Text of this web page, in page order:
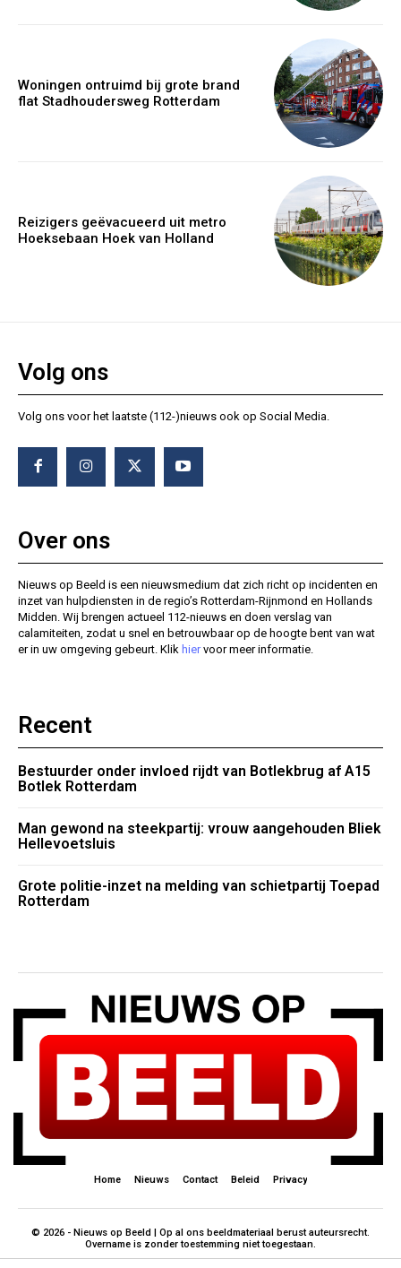
Woningen ontruimd bij grote brand
flat Stadhoudersweg Rotterdam
Reizigers geëvacueerd uit metro
Hoeksebaan Hoek van Holland
Volg ons
Volg ons voor het laatste (112-)nieuws ook op Social Media.
Over ons
Nieuws op Beeld is een nieuwsmedium dat zich richt op incidenten en
inzet van hulpdiensten in de regio’s Rotterdam-Rijnmond en Hollands
Midden. Wij brengen actueel 112-nieuws en doen verslag van
calamiteiten, zodat u snel en betrouwbaar op de hoogte bent van wat
er in uw omgeving gebeurt. Klik hiervoor meer informatie.
Recent
Bestuurder onder invloed rijdt van Botlekbrug af A15
Botlek Rotterdam
Man gewond na steekpartij: vrouw aangehouden Bliek
Hellevoetsluis
Grote politie-inzet na melding van schietpartij Toepad
Rotterdam
Home Nieuws Contact Beleid Privacy
© 2026 - Nieuws op Beeld | Op al ons beeldmateriaal berust auteursrecht.
Overname is zonder toestemming niet toegestaan.